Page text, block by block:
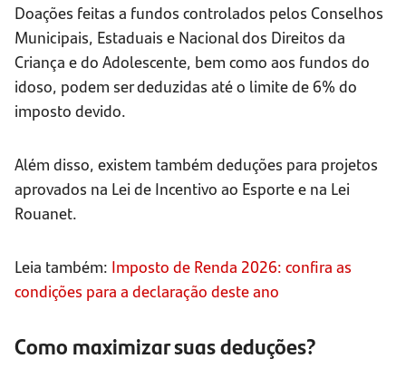
Doações feitas a fundos controlados pelos Conselhos
Municipais, Estaduais e Nacional dos Direitos da
Criança e do Adolescente, bem como aos fundos do
idoso, podem ser deduzidas até o limite de 6% do
imposto devido.
Além disso, existem também deduções para projetos
aprovados na Lei de Incentivo ao Esporte e na Lei
Rouanet.
Leia também: Imposto de Renda 2026: confira as
condições para a declaração deste ano
Como maximizar suas deduções?